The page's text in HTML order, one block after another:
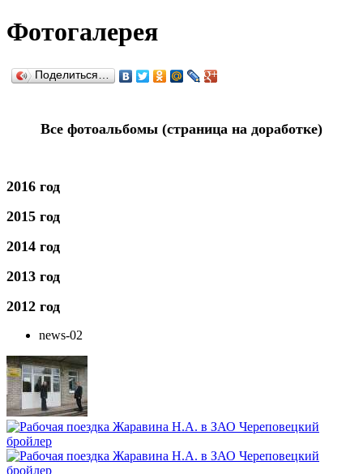
Фотогалерея
Поделиться…
Все фотоальбомы (страница на доработке)
2016 год
2015 год
2014 год
2013 год
2012 год
news-02